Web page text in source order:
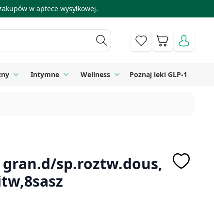
w aptece wysyłkowej.
Koszyk
Toggle submenu for Sprzęt medyczny
Intymne Toggle submenu for Intymne
Wellness Toggle submenu for Wellness
Poznaj leki GLP-1
gran.d/sp.roztw.dous,